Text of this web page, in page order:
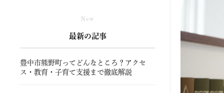
New
最新の記事
豊中市熊野町ってどんなところ？アクセ
ス・教育・子育て支援まで徹底解説